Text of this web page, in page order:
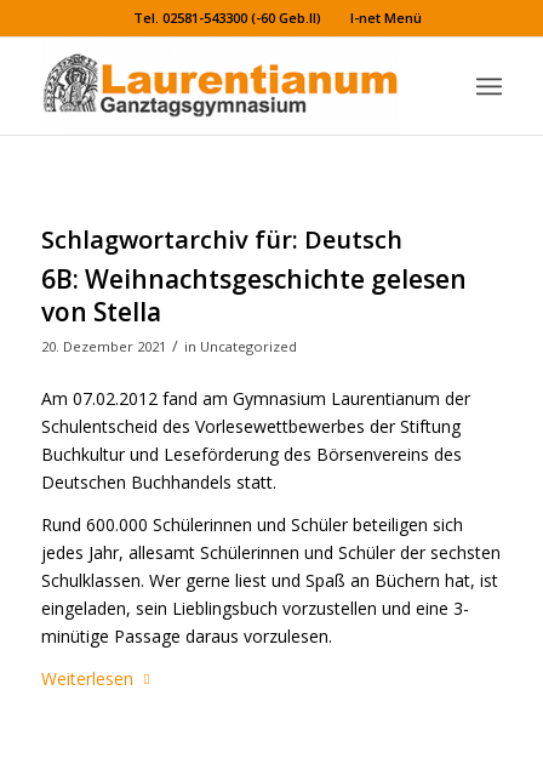
Tel. 02581-543300 (-60 Geb.II) I-net Menü
Schlagwortarchiv für: Deutsch
6B: Weihnachtsgeschichte gelesen
von Stella
20. Dezember 2021 / in Uncategorized
Am 07.02.2012 fand am Gymnasium Laurentianum der
Schulentscheid des Vorlesewettbewerbes der Stiftung
Buchkultur und Leseförderung des Börsenvereins des
Deutschen Buchhandels statt.
Rund 600.000 Schülerinnen und Schüler beteiligen sich
jedes Jahr, allesamt Schülerinnen und Schüler der sechsten
Schulklassen. Wer gerne liest und Spaß an Büchern hat, ist
eingeladen, sein Lieblingsbuch vorzustellen und eine 3-
minütige Passage daraus vorzulesen.
Weiterlesen